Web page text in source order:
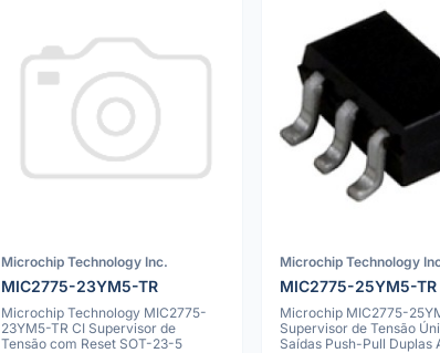
Microchip Technology Inc.
MIC2775-23YM5-TR
Microchip Technology MIC2775-
23YM5-TR CI Supervisor de
Tensão com Reset SOT-23-5
Microchip Technology
MIC2775-25YM5-TR
Microchip MIC2775-
Supervisor de Tensão
Saídas Push-Pull Duplas